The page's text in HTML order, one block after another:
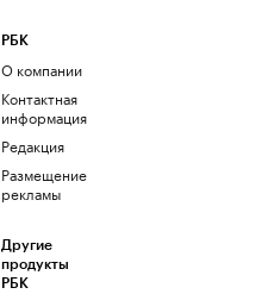
РБК
О компании
Контактная
информация
Редакция
Размещение
рекламы
Другие
продукты
РБК